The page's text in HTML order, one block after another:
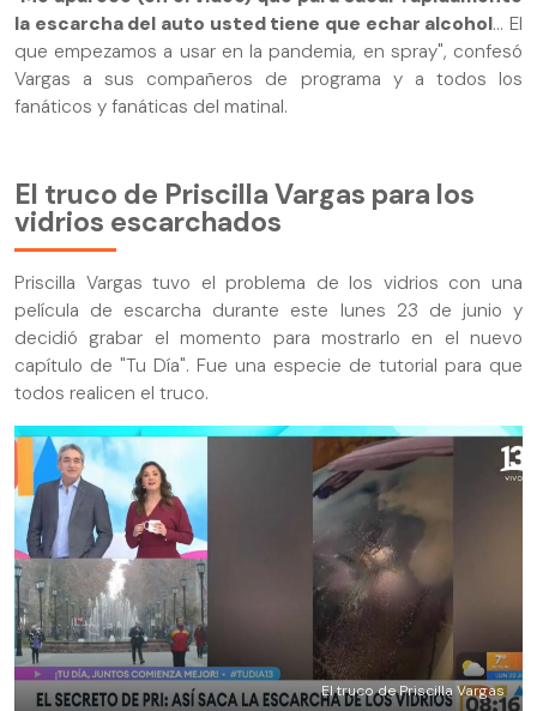
la escarcha del auto usted tiene que echar alcohol... El
que empezamos a usar en la pandemia, en spray", confesó
Vargas a sus compañeros de programa y a todos los
fanáticos y fanáticas del matinal.
El truco de Priscilla Vargas para los
vidrios escarchados
Priscilla Vargas tuvo el problema de los vidrios con una
película de escarcha durante este lunes 23 de junio y
decidió grabar el momento para mostrarlo en el nuevo
capítulo de "Tu Día". Fue una especie de tutorial para que
todos realicen el truco.
El truco de Priscilla Vargas